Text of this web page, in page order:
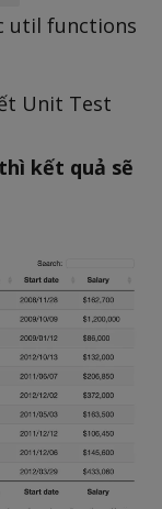
util functions
Unit Test
kết quả sẽ